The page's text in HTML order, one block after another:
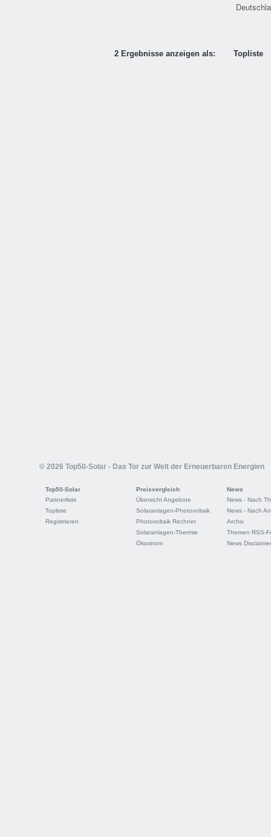
2 Ergebnisse anzeigen als: Topliste
© 2026 Top50-Solar - Das Tor zur Welt der Erneuerbaren Energien
Top50-Solar
Partnerliste
Topliste
Registrieren
Preisvergleich
Übersicht Angebote
Solaranlagen-Photovoltaik
Photovoltaik Rechner
Solaranlagen-Thermie
Ökostrom
News
News - Nach
News - Nach
Archiv
Themen RSS-
News Disclaimer